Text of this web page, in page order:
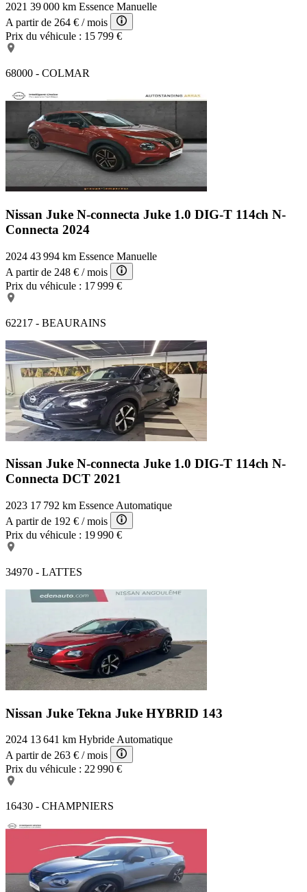
2021 39 000 km Essence Manuelle
A partir de 264 € / mois
Prix du véhicule : 15 799 €
68000 - COLMAR
Nissan Juke N-connecta Juke 1.0 DIG-T 114ch N-
Connecta 2024
2024 43 994 km Essence Manuelle
A partir de 248 € / mois
Prix du véhicule : 17 999 €
62217 - BEAURAINS
Nissan Juke N-connecta Juke 1.0 DIG-T 114ch N-
Connecta DCT 2021
2023 17 792 km Essence Automatique
A partir de 192 € / mois
Prix du véhicule : 19 990 €
34970 - LATTES
Nissan Juke Tekna Juke HYBRID 143
2024 13 641 km Hybride Automatique
A partir de 263 € / mois
Prix du véhicule : 22 990 €
16430 - CHAMPNIERS